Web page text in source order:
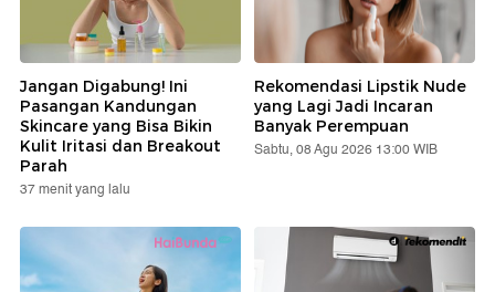
Jangan Digabung! Ini
Pasangan Kandungan
Skincare yang Bisa Bikin
Kulit Iritasi dan Breakout
Parah
37 menit yang lalu
Rekomendasi Lipstik Nude
yang Lagi Jadi Incaran
Banyak Perempuan
Sabtu, 08 Agu 2026 13:00 WIB